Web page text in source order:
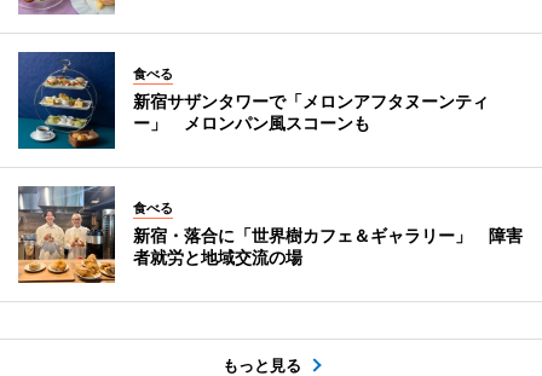
食べる
新宿サザンタワーで「メロンアフタヌーンティ
ー」 メロンパン風スコーンも
食べる
新宿・落合に「世界樹カフェ＆ギャラリー」 障害
者就労と地域交流の場
もっと見る